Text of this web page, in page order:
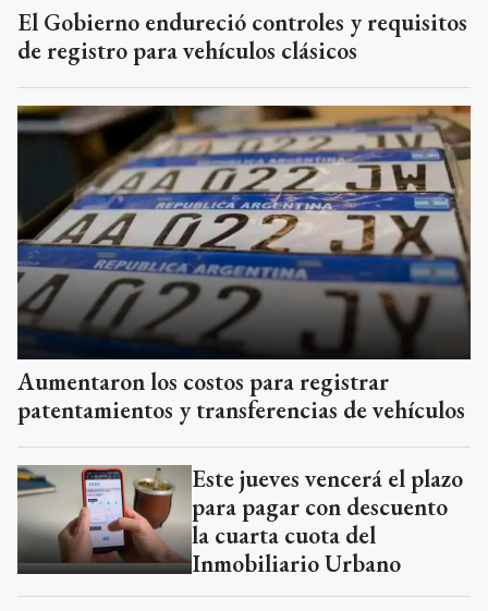
El Gobierno endureció controles y requisitos
de registro para vehículos clásicos
Aumentaron los costos para registrar
patentamientos y transferencias de vehículos
Este jueves vencerá el plazo
para pagar con descuento
la cuarta cuota del
Inmobiliario Urbano